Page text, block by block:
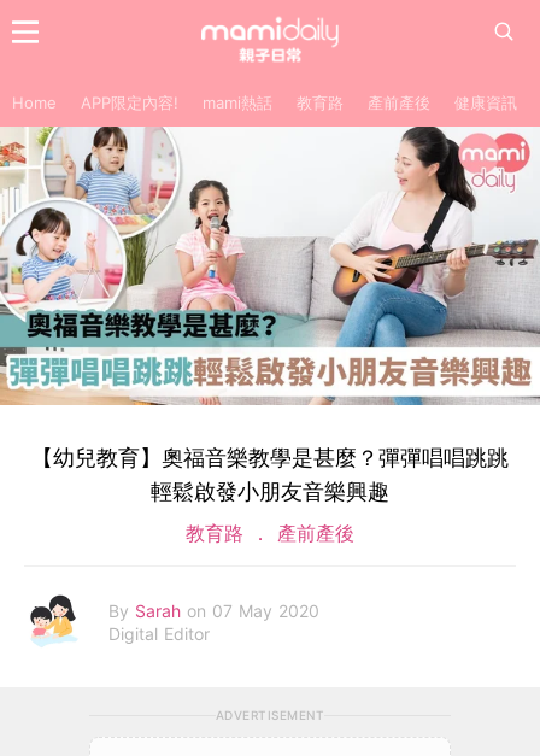
Home APP限定內容! mami熱話 教育路 產前產後 健康資訊
【幼兒教育】奧福音樂教學是甚麼？彈彈唱唱跳跳
輕鬆啟發小朋友音樂興趣
教育路 產前產後
By Sarah on 07 May 2020
Digital Editor
ADVERTISEMENT